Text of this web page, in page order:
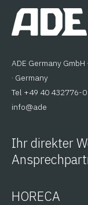
ADE Germany
· Germany
Tel +49 40 432776-0
eda
@ofni
Ihr direkter
HORECA